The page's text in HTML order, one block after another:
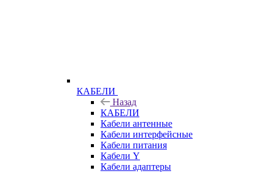
КАБЕЛИ
Назад
КАБЕЛИ
Кабели антенные
Кабели интерфейсные
Кабели питания
Кабели Y
Кабели адаптеры